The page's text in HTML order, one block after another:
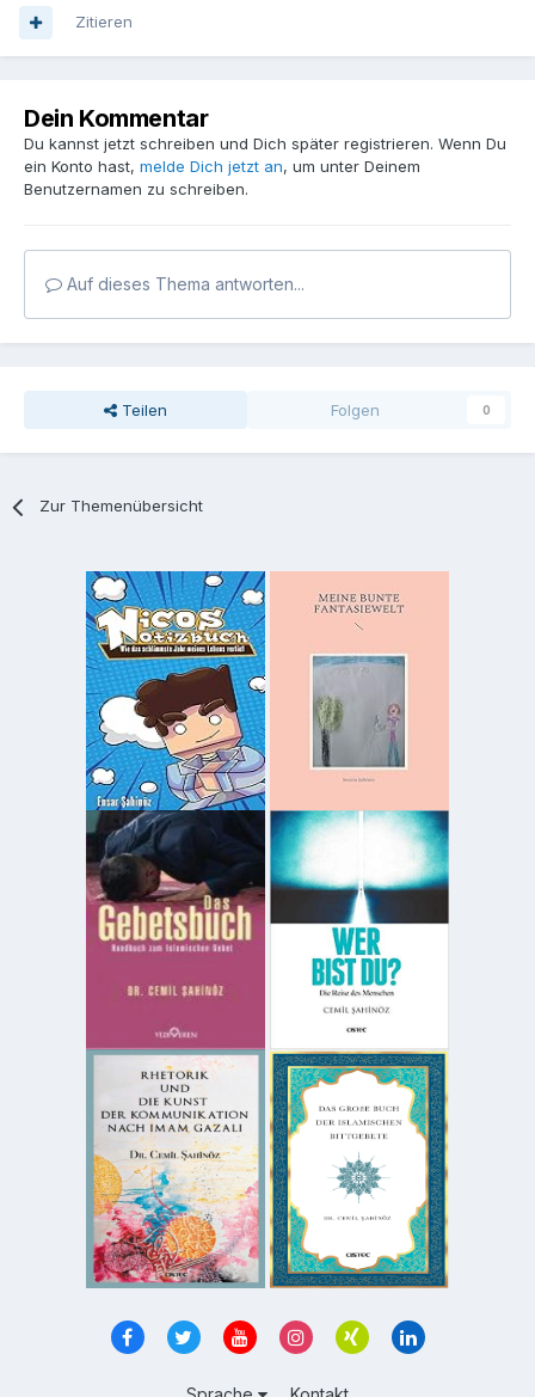
Zitieren
Dein Kommentar
Du kannst jetzt schreiben und Dich später registrieren. Wenn Du
ein Konto hast, melde Dich jetzt an, um unter Deinem
Benutzernamen zu schreiben.
Auf dieses Thema antworten...
Teilen Folgen 0
Zur Themenübersicht